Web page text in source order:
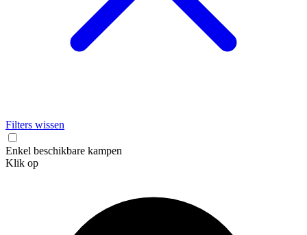
Filters wissen
Enkel beschikbare kampen
Klik op